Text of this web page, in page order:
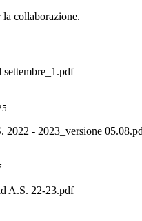
la collaborazione.
2022 - 2023_versione
A.S. 22-23.pdf